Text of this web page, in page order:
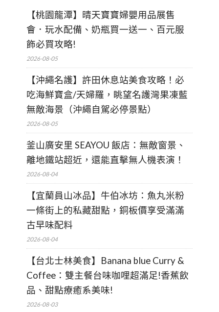
【桃園龍潭】晴天寶寶婦嬰用品展售
會．玩水配備、奶瓶買一送一、百元服
飾必買攻略!
2026-08-05
【沖繩名護】許田休息站美食攻略！必
吃海鮮寶盒/天婦羅，眺望名護灣果凍藍
無敵海景（沖繩自駕必停景點）
2026-08-05
釜山廣安里 SEAYOU 飯店：無敵窗景、
離地鐵站超近，還能直擊無人機表演！
2026-08-04
【宜蘭員山冰品】牛伯冰坊：魚丸米粉
一條街上的私藏甜點，銅板價享受滿滿
古早味配料
2026-08-04
【台北士林美食】Banana blue Curry &
Coffee：雙主餐台味咖哩超滿足!香蕉飲
品、甜點療癒系美味!
2026-08-03